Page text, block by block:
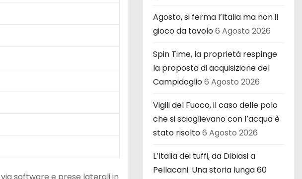
Agosto, si ferma l’Italia ma non il
gioco da tavolo6 Agosto 2026
Spin Time, la proprietà respinge
la proposta di acquisizione del
Campidoglio6 Agosto 2026
Vigili del Fuoco, il caso delle polo
che si scioglievano con l’acqua è
stato risolto6 Agosto 2026
L’Italia dei tuffi, da Dibiasi a
Pellacani. Una storia lunga 60